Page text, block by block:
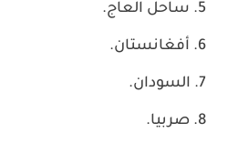
ساحل العاج.
أفغانستان.
السودان.
صربيا.